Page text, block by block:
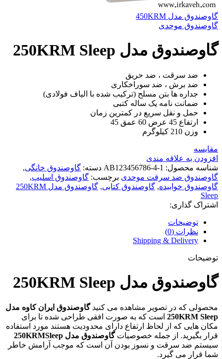
گاوصندوق مدل 450KRM
گاوصندوق موحدی
گاوصندوق مدل 250KRM Sleep
ضد سرقت ، ضد حریق
ضد برش ، ضد سوراخکاری
جداره ها بتن مسلح (ترکیب شده با الیاف فولادی)
ضمانت نامه یک ساله کتبی
حمل و نقل سریع در کمترین زمان
ارتفاع 45 عرض 60 عمق 45
وزن 210 کیلوگرم
مقايسه
افزودن به علاقه مندی
شناسه محصول: AB123456786-4-1 دسته: گاوصندوق خانگی,
گاوصندوق ضد سرقت موحدی برچسب: گاوصندوق اسلیپ,
گاوصندوق خوابیده, گاوصندوق کتابی,
گاوصندوق مدل 250KRM
Sleep
اشتراک گذاری:
توضیحات
نظرات (0)
Shipping & Delivery
توضیحات
گاوصندوق مدل 250KRM Sleep
محصولی که در تصویر مشاهده می کنیدگاوصندوق ایران کاوه مدل
250KRM Sleep است که به صورت افقی طراحی شده تا برای
مکان هایی که از لحاظ ارتفاع دارای محدودیت هستند مورد استفاده
قرار بگیرید. از جمله خصوصیاتگاوصندوق مدل 250KRMSleep
سیستم ضد سرقت و نسوز بودن آن است که موجب آرامش خاطر
شما قرار می گیرد.